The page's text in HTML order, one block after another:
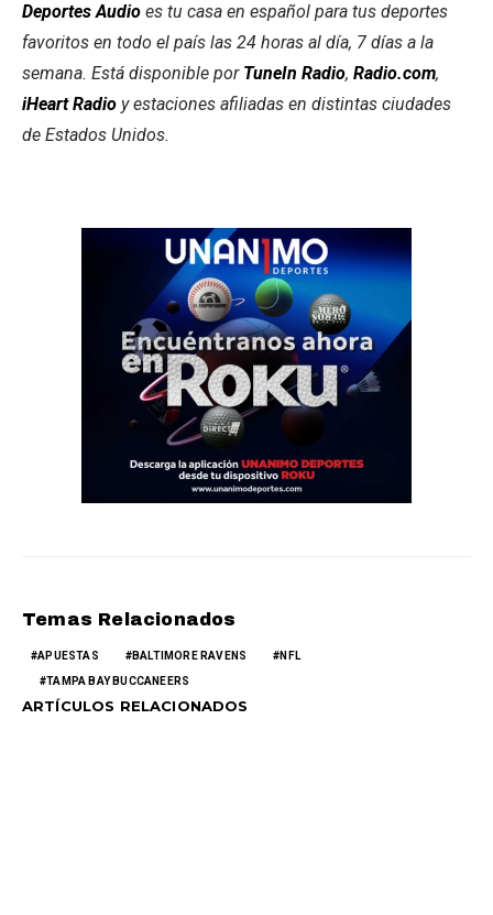
Deportes Audio es tu casa en español para tus deportes
favoritos en todo el país las 24 horas al día, 7 días a la
semana. Está disponible por TuneIn Radio, Radio.com,
iHeart Radio y estaciones afiliadas en distintas ciudades
de Estados Unidos.
Temas Relacionados
APUESTAS BALTIMORE RAVENS NFL
TAMPA BAY BUCCANEERS
ARTÍCULOS RELACIONADOS